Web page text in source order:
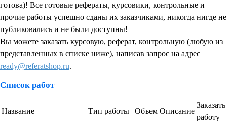
готова)! Все готовые рефераты, курсовики, контрольные и
прочие работы успешно сданы их заказчиками, никогда нигде не
публиковались и не были доступны!
Вы можете заказать курсовую, реферат, контрольную (любую из
представленных в списке ниже), написав запрос на адрес
ready@referatshop.ru.
Список работ
Название Тип работы Объем Описание
Заказать
работу